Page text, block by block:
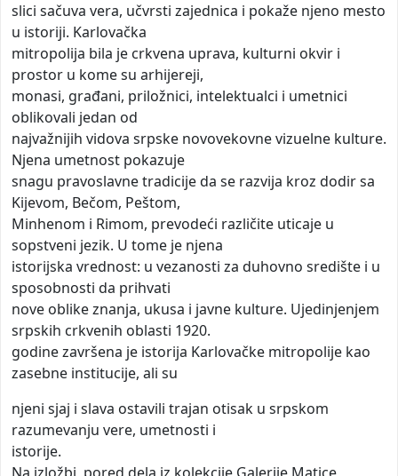
slici sačuva vera, učvrsti zajednica i pokaže njeno mesto
u istoriji. Karlovačka
mitropolija bila je crkvena uprava, kulturni okvir i
prostor u kome su arhijereji,
monasi, građani, priložnici, intelektualci i umetnici
oblikovali jedan od
najvažnijih vidova srpske novovekovne vizuelne kulture.
Njena umetnost pokazuje
snagu pravoslavne tradicije da se razvija kroz dodir sa
Kijevom, Bečom, Peštom,
Minhenom i Rimom, prevodeći različite uticaje u
sopstveni jezik. U tome je njena
istorijska vrednost: u vezanosti za duhovno središte i u
sposobnosti da prihvati
nove oblike znanja, ukusa i javne kulture. Ujedinjenjem
srpskih crkvenih oblasti 1920.
godine završena je istorija Karlovačke mitropolije kao
zasebne institucije, ali su
njeni sjaj i slava ostavili trajan otisak u srpskom
razumevanju vere, umetnosti i
istorije.